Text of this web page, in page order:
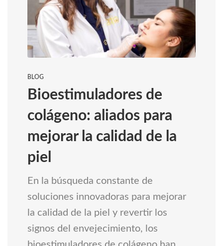
BLOG
Bioestimuladores de
colágeno: aliados para
mejorar la calidad de la
piel
En la búsqueda constante de
soluciones innovadoras para mejorar
la calidad de la piel y revertir los
signos del envejecimiento, los